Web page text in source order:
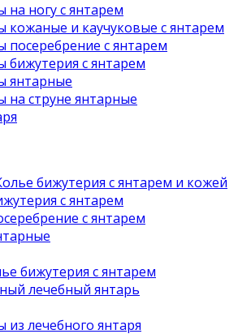
на ногу с янтарем
кожаные и каучуковые с янтарем
посеребрение с янтарем
бижутерия с янтарем
янтарные
на струне янтарные
бижутерия с янтарем и кожей
с янтарем
с янтарем
бижутерия с янтарем
лечебный янтарь
из лечебного янтаря